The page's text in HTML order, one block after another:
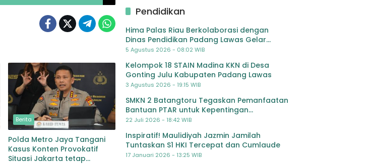
Berita
Polda Metro Jaya Tangani
Kasus Konten Provokatif
Situasi Jakarta tetap
Pendidikan
Hima Palas Riau Berkolaborasi dengan
Dinas Pendidikan Padang Lawas Gelar
Pelatihan OSIS SMP se-Kabupaten Padang
5 Agustus 2026 - 08:02 WIB
Kelompok 18 STAIN Madina KKN di Desa
Gonting Julu Kabupaten Padang Lawas
3 Agustus 2026 - 19:15 WIB
SMKN 2 Batangtoru Tegaskan Pemanfaatan
Bantuan PTAR untuk Kepentingan
Pendidikan
22 Juli 2026 - 18:42 WIB
Inspiratif! Maulidiyah Jazmin Jamilah
Tuntaskan S1 HKI Tercepat dan Cumlaude
17 Januari 2026 - 13:25 WIB